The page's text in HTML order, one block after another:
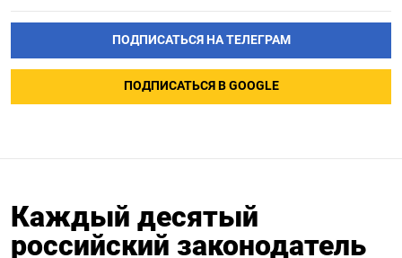
ПОДПИСАТЬСЯ НА ТЕЛЕГРАМ
ПОДПИСАТЬСЯ В GOOGLE
Каждый десятый
российский законодатель